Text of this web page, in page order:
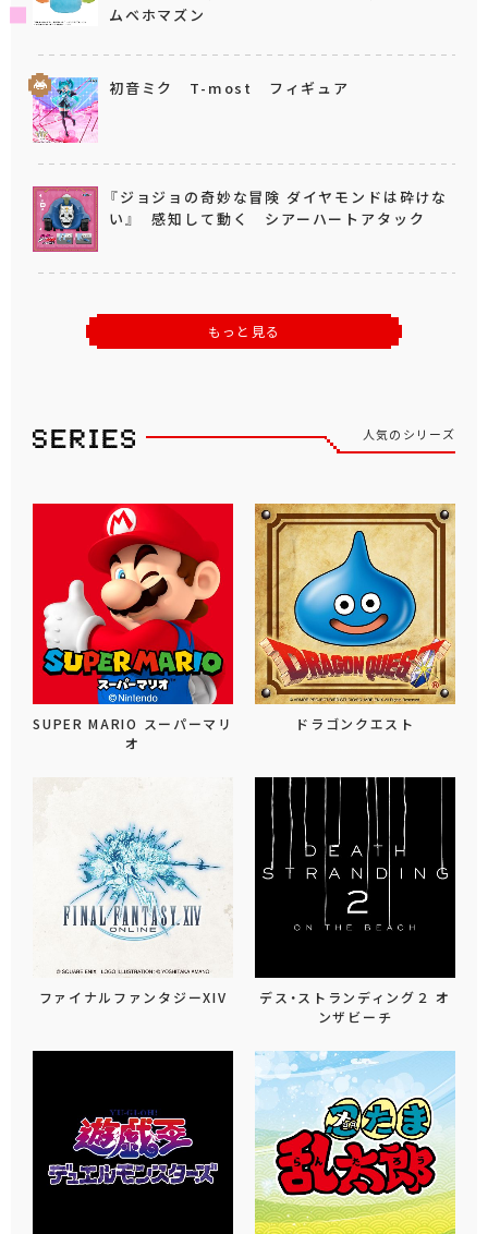
ムベホマズン
初音ミク T-most フィギュア
『ジョジョの奇妙な冒険 ダイヤモンドは砕けな
い』 感知して動く シアーハートアタック
もっと見る
人気のシリーズ
SUPER MARIO スーパーマリ
オ
ドラゴンクエスト
ファイナルファンタジーXIV
デス・ストランディング２ オ
ンザビーチ